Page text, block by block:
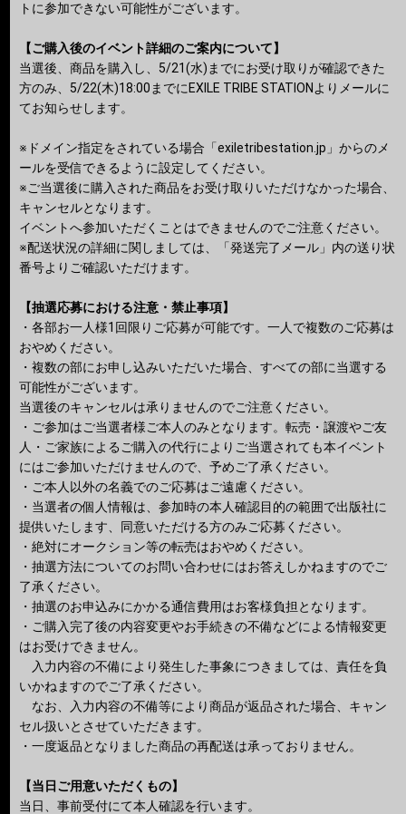
トに参加できない可能性がございます。
【ご購入後のイベント詳細のご案内について】
当選後、商品を購入し、5/21(水)までにお受け取りが確認できた
方のみ、5/22(木)18:00までにEXILE TRIBE STATIONよりメールに
てお知らせします。
※ドメイン指定をされている場合「exiletribestation.jp」からのメ
ールを受信できるように設定してください。
※ご当選後に購入された商品をお受け取りいただけなかった場合、
キャンセルとなります。
イベントへ参加いただくことはできませんのでご注意ください。
※配送状況の詳細に関しましては、「発送完了メール」内の送り状
番号よりご確認いただけます。
【抽選応募における注意・禁止事項】
・各部お一人様1回限りご応募が可能です。一人で複数のご応募は
おやめください。
・複数の部にお申し込みいただいた場合、すべての部に当選する
可能性がございます。
当選後のキャンセルは承りませんのでご注意ください。
・ご参加はご当選者様ご本人のみとなります。転売・譲渡やご友
人・ご家族によるご購入の代行によりご当選されても本イベント
にはご参加いただけませんので、予めご了承ください。
・ご本人以外の名義でのご応募はご遠慮ください。
・当選者の個人情報は、参加時の本人確認目的の範囲で出版社に
提供いたします、同意いただける方のみご応募ください。
・絶対にオークション等の転売はおやめください。
・抽選方法についてのお問い合わせにはお答えしかねますのでご
了承ください。
・抽選のお申込みにかかる通信費用はお客様負担となります。
・ご購入完了後の内容変更やお手続きの不備などによる情報変更
はお受けできません。
入力内容の不備により発生した事象につきましては、責任を負
いかねますのでご了承ください。
なお、入力内容の不備等により商品が返品された場合、キャン
セル扱いとさせていただきます。
・一度返品となりました商品の再配送は承っておりません。
【当日ご用意いただくもの】
当日、事前受付にて本人確認を行います。